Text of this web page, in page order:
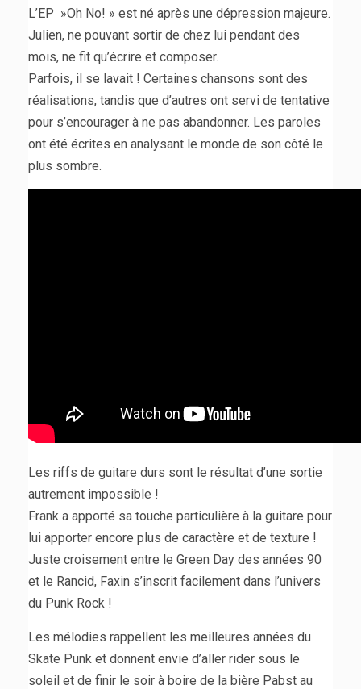
L’EP »Oh No! » est né après une dépression majeure.
Julien, ne pouvant sortir de chez lui pendant des
mois, ne fit qu’écrire et composer.
Parfois, il se lavait ! Certaines chansons sont des
réalisations, tandis que d’autres ont servi de tentative
pour s’encourager à ne pas abandonner. Les paroles
ont été écrites en analysant le monde de son côté le
plus sombre.
Les riffs de guitare durs sont le résultat d’une sortie
autrement impossible !
Frank a apporté sa touche particulière à la guitare pour
lui apporter encore plus de caractère et de texture !
Juste croisement entre le Green Day des années 90
et le Rancid, Faxin s’inscrit facilement dans l’univers
du Punk Rock !
Les mélodies rappellent les meilleures années du
Skate Punk et donnent envie d’aller rider sous le
soleil et de finir le soir à boire de la bière Pabst au